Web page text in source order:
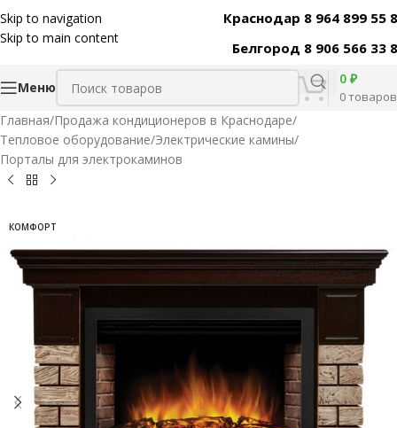
Skip to navigation
Skip to main content
Краснодар 8 964 899 55
Белгород 8 906 566 33
Меню
0товаров
0 ₽
Главная/Продажа кондиционеров в Краснодаре/
Тепловое оборудование/Электрические камины/
Порталы для электрокаминов
Код товара:31562
КОМФОРТ